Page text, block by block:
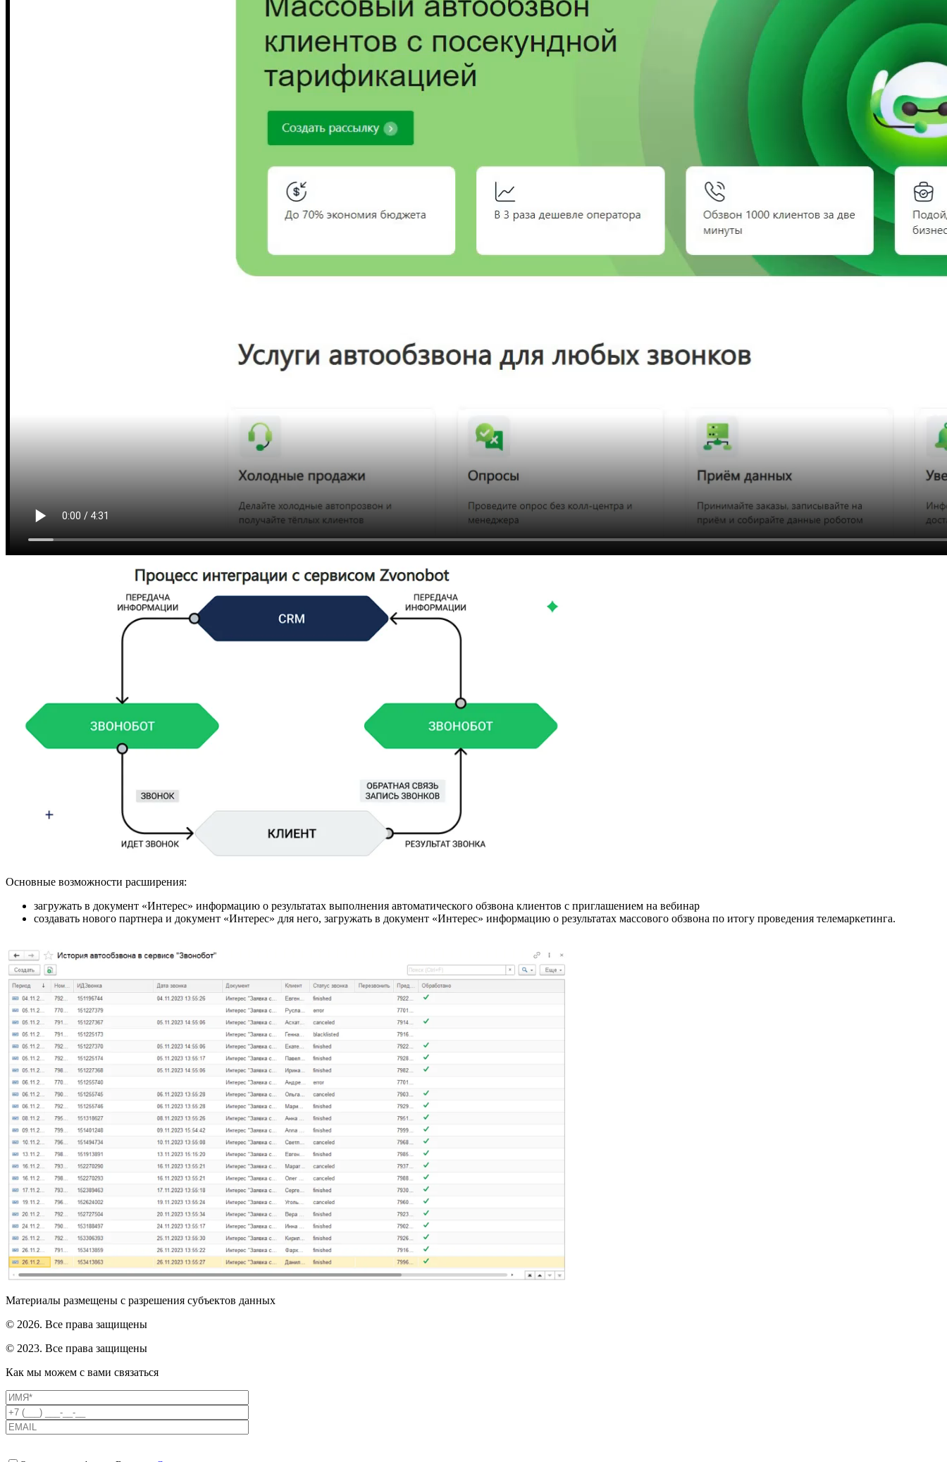
Основные возможности расширения:
загружать в документ «Интерес» информацию о результатах выполнения автоматического обзвона клиентов с приглашением на вебинар
создавать нового партнера и документ «Интерес» для него, загружать в документ «Интерес» информацию о результатах массового обзвона по итогу проведения телемаркетинга.
Материалы размещены с разрешения субъектов данных
© 2026. Все права защищены
© 2023. Все права защищены
Как мы можем с вами связаться